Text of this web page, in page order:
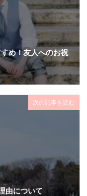
め！友人へのお祝
次の記事を読む
由について